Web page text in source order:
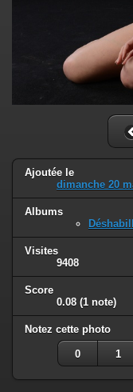
Ajoutée le
dimanche 20
Albums
Visites
9408
Score
0.08 (1 note)
Notez cette photo
0 1